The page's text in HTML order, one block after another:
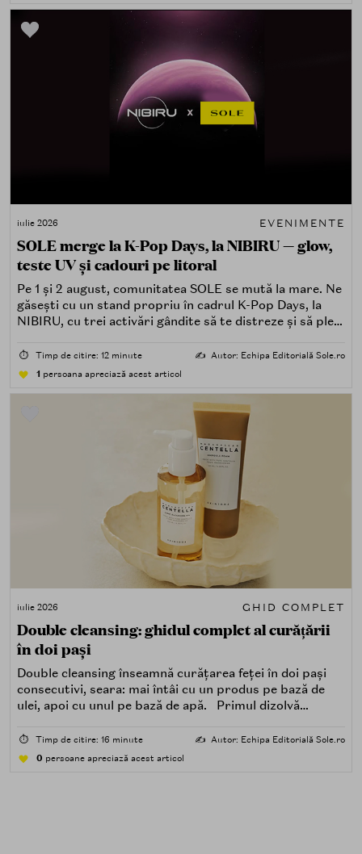
iulie 2026 EVENIMENTE
SOLE merge la K-Pop Days, la NIBIRU — glow,
teste UV și cadouri pe litoral
Pe 1 și 2 august, comunitatea SOLE se mută la mare. Ne
găsești cu un stand propriu în cadrul K-Pop Days, la
NIBIRU, cu trei activări gândite să te distreze și să pleci
⏱️ Timp de citire: 12 minute ✍️ Autor: Echipa Editorială Sole.ro
1 persoana apreciază acest articol
iulie 2026 GHID COMPLET
Double cleansing: ghidul complet al curățării
în doi pași
Double cleansing înseamnă curățarea feței în doi pași
consecutivi, seara: mai întâi cu un produs pe bază de
ulei, apoi cu unul pe bază de apă. Primul dizolvă
poluare. Al doilea îndepărtează impuritățile solubile în
⏱️ Timp de citire: 16 minute ✍️ Autor: Echipa Editorială Sole.ro
0 persoane apreciază acest articol